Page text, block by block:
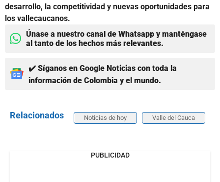
desarrollo, la competitividad y nuevas oportunidades para
los vallecaucanos.
Únase a nuestro canal de Whatsapp y manténgase
al tanto de los hechos más relevantes.
✔️ Síganos en Google Noticias con toda la
información de Colombia y el mundo.
Relacionados Noticias de hoy Valle del Cauca
PUBLICIDAD